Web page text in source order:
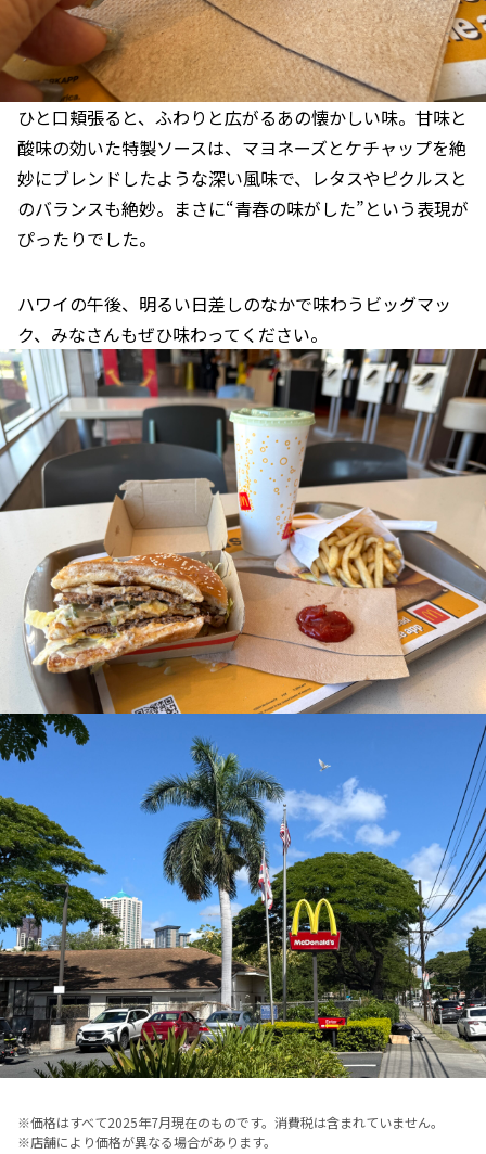
ひと口頬張ると、ふわりと広がるあの懐かしい味。甘味と
酸味の効いた特製ソースは、マヨネーズとケチャップを絶
妙にブレンドしたような深い風味で、レタスやピクルスと
のバランスも絶妙。まさに“青春の味がした”という表現が
ぴったりでした。
ハワイの午後、明るい日差しのなかで味わうビッグマッ
ク、みなさんもぜひ味わってください。
※価格はすべて2025年7月現在のものです。消費税は含まれていません。
※店舗により価格が異なる場合があります。